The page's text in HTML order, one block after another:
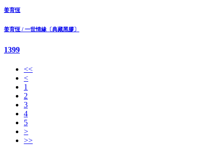
姜育恆
姜育恆 / 一世情緣〔典藏黑膠〕
1399
<<
<
1
2
3
4
5
>
>>